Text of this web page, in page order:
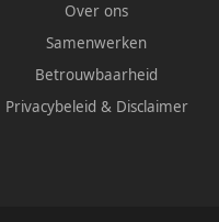
Over ons
Samenwerken
Betrouwbaarheid
Privacybeleid & Disclaimer